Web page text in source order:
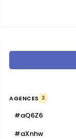
AGENCES 3
#aQ6Z6
#aXnhw